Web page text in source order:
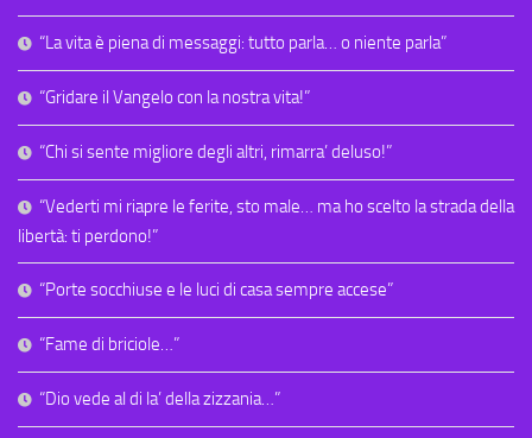
“La vita è piena di messaggi: tutto parla… o niente parla”
“Gridare il Vangelo con la nostra vita!”
“Chi si sente migliore degli altri, rimarra’ deluso!”
“Vederti mi riapre le ferite, sto male… ma ho scelto la strada della
libertà: ti perdono!”
“Porte socchiuse e le luci di casa sempre accese”
“Fame di briciole…”
“Dio vede al di la’ della zizzania…”